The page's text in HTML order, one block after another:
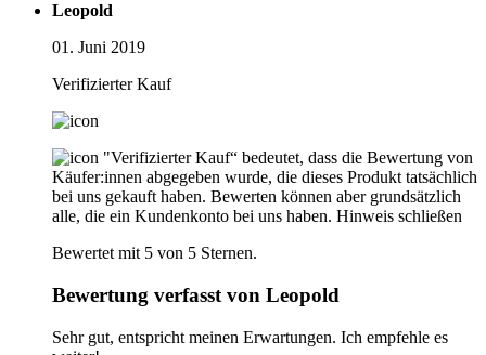
Leopold
01. Juni 2019
Verifizierter Kauf
"Verifizierter Kauf“ bedeutet, dass die Bewertung von
Käufer:innen abgegeben wurde, die dieses Produkt tatsächlich
bei uns gekauft haben. Bewerten können aber grundsätzlich
alle, die ein Kundenkonto bei uns haben. Hinweis schließen
Bewertet mit 5 von 5 Sternen.
Bewertung verfasst von Leopold
Sehr gut, entspricht meinen Erwartungen. Ich empfehle es